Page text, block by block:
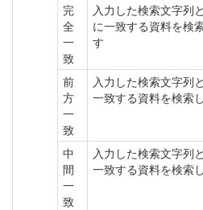
完
全
一
致
入力した検索文字列
に一致する資料を検
す
前
方
一
致
入力した検索文字列
一致する資料を検索
中
間
一
致
入力した検索文字列
一致する資料を検索